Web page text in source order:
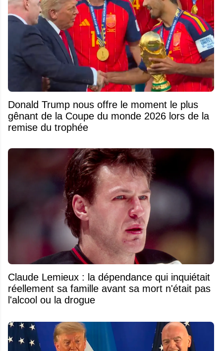
Donald Trump nous offre le moment le plus
gênant de la Coupe du monde 2026 lors de la
remise du trophée
Claude Lemieux : la dépendance qui inquiétait
réellement sa famille avant sa mort n'était pas
l'alcool ou la drogue